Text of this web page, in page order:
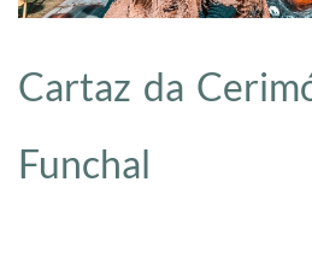
Cartaz da
Funchal